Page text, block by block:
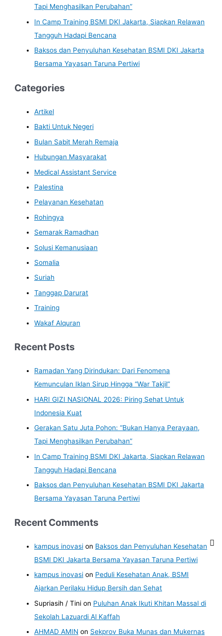
Tapi Menghasilkan Perubahan”
In Camp Training BSMI DKI Jakarta, Siapkan Relawan
Tangguh Hadapi Bencana
Baksos dan Penyuluhan Kesehatan BSMI DKI Jakarta
Bersama Yayasan Taruna Pertiwi
Categories
Artikel
Bakti Untuk Negeri
Bulan Sabit Merah Remaja
Hubungan Masyarakat
Medical Assistant Service
Palestina
Pelayanan Kesehatan
Rohingya
Semarak Ramadhan
Solusi Kemanusiaan
Somalia
Suriah
Tanggap Darurat
Training
Wakaf Alquran
Recent Posts
Ramadan Yang Dirindukan: Dari Fenomena
Kemunculan Iklan Sirup Hingga “War Takjil”
HARI GIZI NASIONAL 2026: Piring Sehat Untuk
Indonesia Kuat
Gerakan Satu Juta Pohon: “Bukan Hanya Perayaan,
Tapi Menghasilkan Perubahan”
In Camp Training BSMI DKI Jakarta, Siapkan Relawan
Tangguh Hadapi Bencana
Baksos dan Penyuluhan Kesehatan BSMI DKI Jakarta
Bersama Yayasan Taruna Pertiwi
Recent Comments
kampus inovasi on Baksos dan Penyuluhan Kesehatan
BSMI DKI Jakarta Bersama Yayasan Taruna Pertiwi
kampus inovasi on Peduli Kesehatan Anak, BSMI
Ajarkan Perilaku Hidup Bersih dan Sehat
Supriasih / Tini on Puluhan Anak Ikuti Khitan Massal di
Sekolah Lazuardi Al Kaffah
AHMAD AMIN on Sekprov Buka Munas dan Mukernas